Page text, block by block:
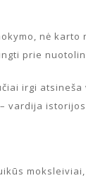
nė karto
prie
irgi
vardija